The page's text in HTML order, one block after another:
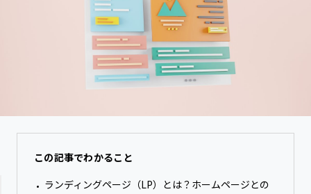
この記事でわかること
ランディングページ（LP）とは？ホームページとの